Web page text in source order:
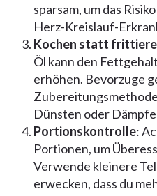
sparsam, um das
Herz-Kreislauf-
Kochen statt
Öl kann den
erhöhen. Bevorzuge
Dünsten oder
Portionskontrolle:
Portionen, um
Verwende kleinere
erwecken, dass du